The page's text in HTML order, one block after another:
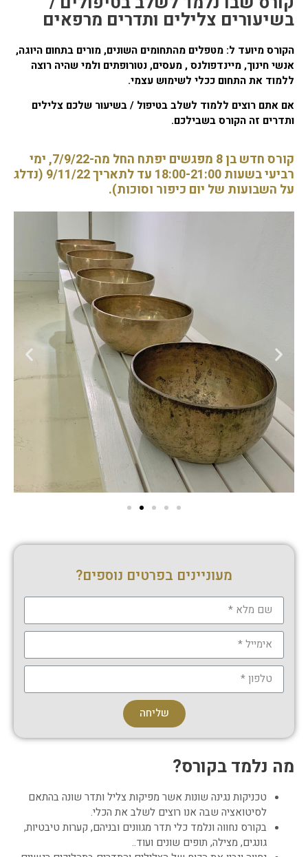
format_underlined הוסף קו תחתון לקישורים
font_download סמן קישורים
לאפס את כל האפשרויות
בשיעורים צלילים ותדרים מרפאים
הקורס מיועד ל: מטפלים מהתחומים השונים, מורים בתחום היוגה,
אנשי חינוך,מיינדפולנס , מעסים, נטורופתים ולמי שהיה רוצה
ללמוד את התחום ככלי לשימוש עצמי.
אם אתם רוצים ללמוד לשלב בטיפול / בשיעור שלכם צלילים
ותדרים זה הקורסבשבילכם.
קורס חדש בן 8 מפגשים יפתח החל מה-7/9/22, ימי
רביעי בשעות 18:00-21:00 עד לתאריך 9/11/22 (נדלג
על השבועות של יום כיפור וסוכות).
מעוניינים בפרטים נוספים?
שליחה
מה נלמד בקורס?
טכניקות נגינה שונות אשר מפיקות צליל ותדר שונה בהתאם
לסיטואציה שבה אנו רוצים לשלב את הכלי.
בקורס נחווה ונלמד כלי תדר מגוונים ובניהם, קערות טיבטיות,
גונגים, מצילה, תופים שונים ועוד..